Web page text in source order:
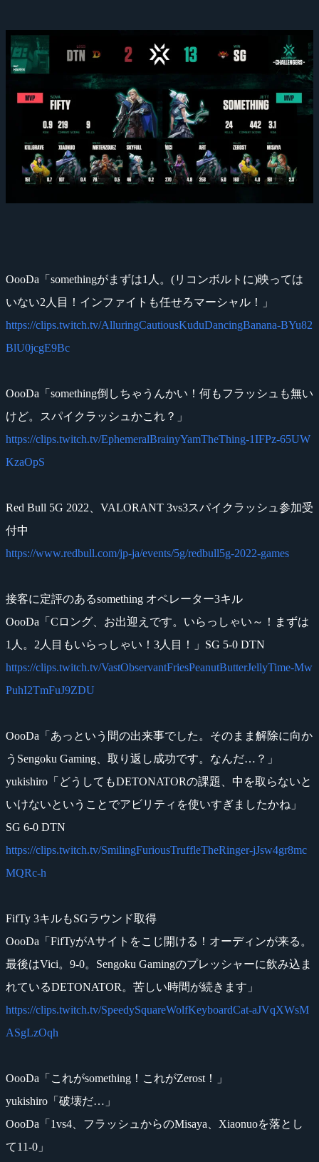
OooDa「somethingがまずは1人。(リコンボルトに)映っては
いない2人目！インファイトも任せろマーシャル！」
https://clips.twitch.tv/AlluringCautiousKuduDancingBanana-BYu82
BlU0jcgE9Bc
OooDa「something倒しちゃうんかい！何もフラッシュも無い
けど。スパイクラッシュかこれ？」
https://clips.twitch.tv/EphemeralBrainyYamTheThing-1IFPz-65UW
KzaOpS
Red Bull 5G 2022、VALORANT 3vs3スパイクラッシュ参加受
付中
https://www.redbull.com/jp-ja/events/5g/redbull5g-2022-games
接客に定評のあるsomething オペレーター3キル
OooDa「Cロング、お出迎えです。いらっしゃい～！まずは
1人。2人目もいらっしゃい！3人目！」SG 5-0 DTN
https://clips.twitch.tv/VastObservantFriesPeanutButterJellyTime-Mw
PuhI2TmFuJ9ZDU
OooDa「あっという間の出来事でした。そのまま解除に向か
うSengoku Gaming、取り返し成功です。なんだ…？」
yukishiro「どうしてもDETONATORの課題、中を取らないと
いけないということでアビリティを使いすぎましたかね」
SG 6-0 DTN
https://clips.twitch.tv/SmilingFuriousTruffleTheRinger-jJsw4gr8mc
MQRc-h
FifTy 3キルもSGラウンド取得
OooDa「FifTyがAサイトをこじ開ける！オーディンが来る。
最後はVici。9-0。Sengoku Gamingのプレッシャーに飲み込ま
れているDETONATOR。苦しい時間が続きます」
https://clips.twitch.tv/SpeedySquareWolfKeyboardCat-aJVqXWsM
ASgLzOqh
OooDa「これがsomething！これがZerost！」
yukishiro「破壊だ…」
OooDa「1vs4、フラッシュからのMisaya、Xiaonuoを落とし
て11-0」